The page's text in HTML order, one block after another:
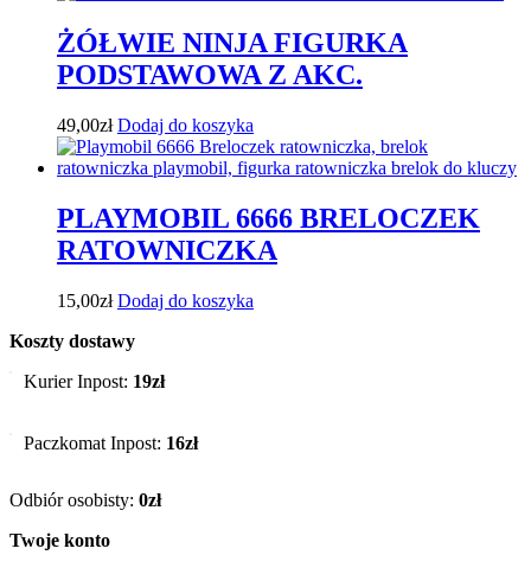
ŻÓŁWIE NINJA FIGURKA
PODSTAWOWA Z AKC.
49,00zł Dodaj do koszyka
PLAYMOBIL 6666 BRELOCZEK
RATOWNICZKA
15,00zł Dodaj do koszyka
Koszty dostawy
Kurier Inpost: 19zł
Paczkomat Inpost: 16zł
Odbiór osobisty: 0zł
Twoje konto